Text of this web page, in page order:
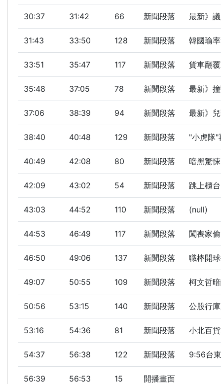
30:37 31:42 66 新聞段落 最新》
31:43 33:50 128 新聞段落 韓國瑜
33:51 35:47 117 新聞段落 貨車翻
35:48 37:05 78 新聞段落 最新》
37:06 38:39 94 新聞段落 最新》
38:40 40:48 129 新聞段落 "小虎隊"
40:49 42:08 80 新聞段落 暗黑驚
42:09 43:02 54 新聞段落 跳上櫃
43:03 44:52 110 新聞段落 (null)
44:53 46:49 117 新聞段落 闖喪家
46:50 49:06 137 新聞段落 職棒開
49:07 50:55 109 新聞段落 柯文哲
50:56 53:15 140 新聞段落 公股行
53:16 54:36 81 新聞段落 小北百
54:37 56:38 122 新聞段落 9:56台
56:39 56:53 15 開播畫面